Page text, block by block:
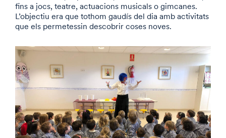
fins a jocs, teatre, actuacions musicals o gimcanes.
L’objectiu era que tothom gaudís del dia amb activitats
que els permetessin descobrir coses noves.